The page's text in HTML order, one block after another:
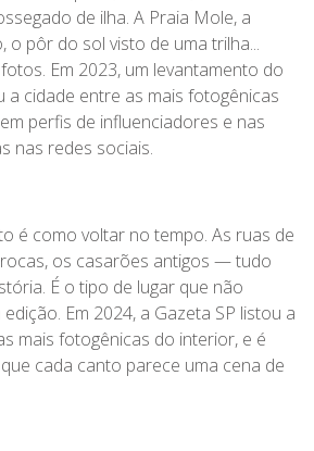
de ilha. A Praia Mole, a
o pôr do sol visto de uma trilha...
Em 2023, um levantamento do
a cidade entre as mais fotogênicas
perfis de influenciadores e nas
nas redes sociais.
é como voltar no tempo. As ruas de
os casarões antigos — tudo
É o tipo de lugar que não
Em 2024, a Gazeta SP listou a
mais fotogênicas do interior, e é
cada canto parece uma cena de